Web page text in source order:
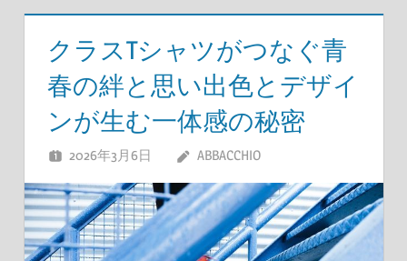
クラスTシャツがつなぐ青
春の絆と思い出色とデザイ
ンが生む一体感の秘密
2026年3月6日 ABBACCHIO